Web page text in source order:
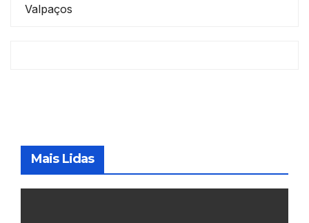
Valpaços
Mais Lidas